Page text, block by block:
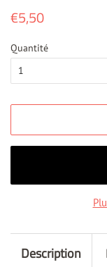
Prix
€5,50
Quantité
Description